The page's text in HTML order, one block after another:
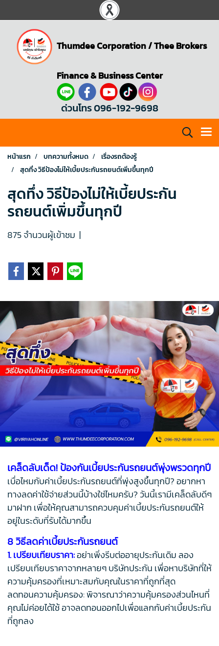
Thumdee Corporation/Thee Brokers
Finance & Business Center
ด่วนโทร 096-192-9698
หน้าแรก บทความทั้งหมด
เรื่องรถต้องรู้
สุดทึ่ง วิธีป้องไม่ให้เบี้ยประกันรถยนต์เพิ่มขึ้นทุกปี
สุดทึ่ง วิธีป้องไม่ให้เบี้ยประกัน
รถยนต์เพิ่มขึ้นทุกปี
875 จำนวนผู้เข้าชม |
เคล็ดลับเด็ด! ป้องกันเบี้ยประกันรถยนต์พุ่งพรวดทุกปี
เบื่อไหมกับค่าเบี้ยประกันรถยนต์ที่พุ่งสูงขึ้นทุกปี? อยากหา
ทางลดค่าใช้จ่ายส่วนนี้บ้างใช่ไหมครับ? วันนี้เรามีเคล็ดลับดีๆ
มาฝาก เพื่อให้คุณสามารถควบคุมค่าเบี้ยประกันรถยนต์ให้
อยู่ในระดับที่รับได้มากขึ้น
8 วิธีลดค่าเบี้ยประกันรถยนต์
1. เปรียบเทียบราคา:อย่าเพิ่งรีบต่ออายุประกันเดิม ลอง
เปรียบเทียบราคาจากหลายๆ บริษัทประกัน เพื่อหาบริษัทที่ให้
ความคุ้มครองที่เหมาะสมกับคุณในราคาที่ถูกที่สุด
ลดทอนความคุ้มครอง: พิจารณาว่าความคุ้มครองส่วนไหนที่
คุณไม่ค่อยได้ใช้ อาจลดทอนออกไปเพื่อแลกกับค่าเบี้ยประกัน
ที่ถูกลง